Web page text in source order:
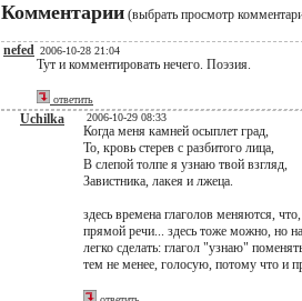
Комментарии (выбрать просмотр
nefed 2006-10-28 21:04
Тут и комментировать нечего. Поэзия.
ответить
Uchilka 2006-10-29 08:33
Когда меня камней осыплет град,
То, кровь стерев с разбитого лица,
В слепой толпе я узнаю твой взгляд,
Завистника, лакея и лжеца.
здесь времена глаголов меняются,
прямой речи... здесь тоже можно, но
легко сделать: глагол "узнаю"
тем не менее, голосую, потому что и